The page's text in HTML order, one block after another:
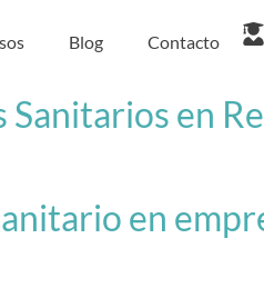
Blog Contacto
en
en